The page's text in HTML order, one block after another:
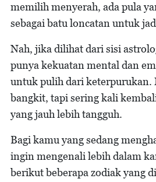
memilih menyerah, ada pula
sebagai batu loncatan untuk
Nah, jika dilihat dari sisi
punya kekuatan mental dan
untuk pulih dari keterpurukan.
bangkit, tapi sering kali
yang jauh lebih tangguh.
Bagi kamu yang sedang
ingin mengenali lebih dalam
berikut beberapa zodiak yang